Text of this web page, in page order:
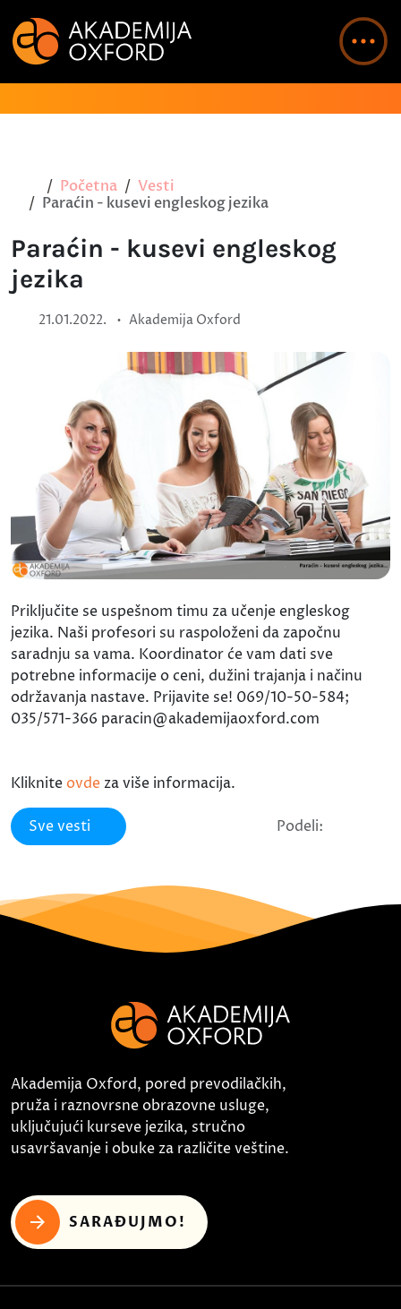
Početna
Vesti
Paraćin - kusevi engleskog jezika
Paraćin - kusevi engleskog
jezika
21.01.2022. • Akademija Oxford
Priključite se uspešnom timu za učenje engleskog
jezika. Naši profesori su raspoloženi da započnu
saradnju sa vama. Koordinator će vam dati sve
potrebne informacije o ceni, dužini trajanja i načinu
održavanja nastave. Prijavite se! 069/10-50-584;
035/571-366 paracin@akademijaoxford.com
Kliknite ovde za više informacija.
Sve vesti Podeli:
Akademija Oxford, pored prevodilačkih,
pruža i raznovrsne obrazovne usluge,
uključujući kurseve jezika, stručno
usavršavanje i obuke za različite veštine.
SARAĐUJMO!